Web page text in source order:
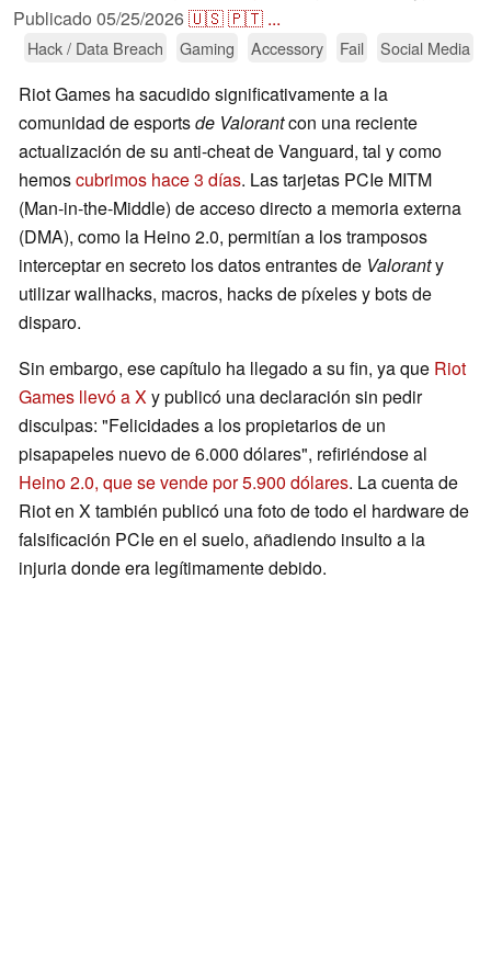
Publicado 05/25/2026🇺🇸🇵🇹 ...
Hack / Data Breach Gaming Accessory Fail Social Media
Riot Games ha sacudido significativamente a la
comunidad de esportsde Valorantcon una reciente
actualización de su anti-cheat de Vanguard, tal y como
hemoscubrimos hace 3 días. Las tarjetas PCIe MITM
(Man-in-the-Middle) de acceso directo a memoria externa
(DMA), como la Heino 2.0, permitían a los tramposos
interceptar en secreto los datos entrantes de Valoranty
utilizar wallhacks, macros, hacks de píxeles y bots de
disparo.
Sin embargo, ese capítulo ha llegado a su fin, ya que Riot
Games llevó a Xy publicó una declaración sin pedir
disculpas: "Felicidades a los propietarios de un
pisapapeles nuevo de 6.000 dólares", refiriéndose al
Heino 2.0, que se vende por 5.900 dólares. La cuenta de
Riot en X también publicó una foto de todo el hardware de
falsificación PCIe en el suelo, añadiendo insulto a la
injuria donde era legítimamente debido.